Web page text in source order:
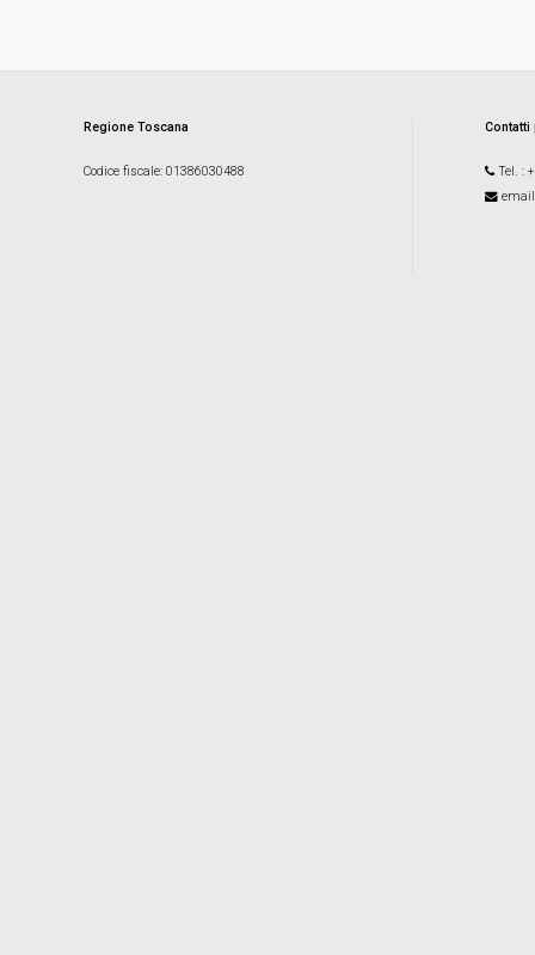
Regione Toscana
Codice fiscale: 01386030488 Tel. :
email